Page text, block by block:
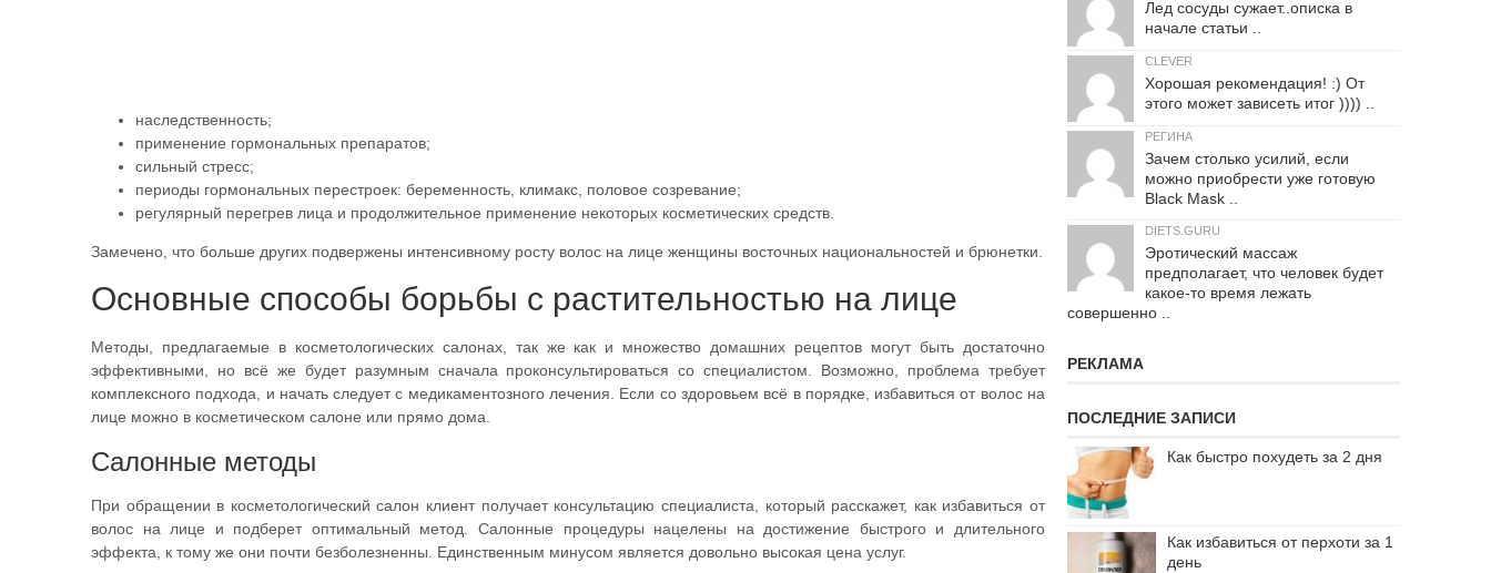
наследственность;
применение гормональных препаратов;
сильный стресс;
периоды гормональных перестроек: беременность, климакс, половое созревание;
регулярный перегрев лица и продолжительное применение некоторых косметических средств.
Замечено, что больше других подвержены интенсивному росту волос на лице женщины восточных национальностей и брюнетки.
Основные способы борьбы с растительностью на лице
Методы, предлагаемые в косметологических салонах, так же как и множество домашних рецептов могут быть достаточно
эффективными, но всё же будет разумным сначала проконсультироваться со специалистом. Возможно, проблема требует
комплексного подхода, и начать следует с медикаментозного лечения. Если со здоровьем всё в порядке, избавиться от волос на
лице можно в косметическом салоне или прямо дома.
Салонные методы
При обращении в косметологический салон клиент получает консультацию специалиста, который расскажет, как избавиться от
волос на лице и подберет оптимальный метод. Салонные процедуры нацелены на достижение быстрого и длительного
эффекта, к тому же они почти безболезненны. Единственным минусом является довольно высокая цена услуг.
Лед сосуды сужает..описка в
начале статьи ..
CLEVER
Хорошая рекомендация! :) От
этого может зависеть итог )))) ..
РЕГИНА
Зачем столько усилий, если
можно приобрести уже готовую
Black Mask ..
DIETS.GURU
Эротический массаж
предполагает, что человек будет
какое-то время лежать
совершенно ..
РЕКЛАМА
ПОСЛЕДНИЕ ЗАПИСИ
Как быстро похудеть за 2 дня
Как избавиться от перхоти за 1
день